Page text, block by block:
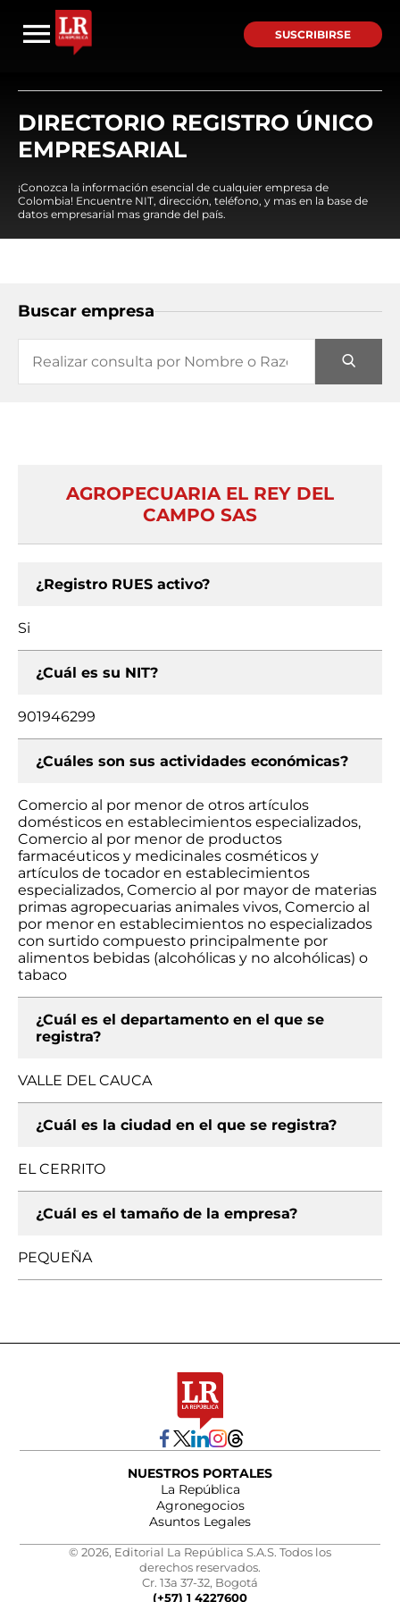
SUSCRIBIRSE
DIRECTORIO REGISTRO ÚNICO
EMPRESARIAL
¡Conozca la información esencial de cualquier empresa de
Colombia! Encuentre NIT, dirección, teléfono, y mas en la base de
datos empresarial mas grande del país.
Buscar empresa
AGROPECUARIA EL REY DEL
CAMPO SAS
¿Registro RUES activo?
Si
¿Cuál es su NIT?
901946299
¿Cuáles son sus actividades económicas?
Comercio al por menor de otros artículos
domésticos en establecimientos especializados,
Comercio al por menor de productos
farmacéuticos y medicinales cosméticos y
artículos de tocador en establecimientos
especializados, Comercio al por mayor de materias
primas agropecuarias animales vivos, Comercio al
por menor en establecimientos no especializados
con surtido compuesto principalmente por
alimentos bebidas (alcohólicas y no alcohólicas) o
tabaco
¿Cuál es el departamento en el que se
registra?
VALLE DEL CAUCA
¿Cuál es la ciudad en el que se registra?
EL CERRITO
¿Cuál es el tamaño de la empresa?
PEQUEÑA
NUESTROS PORTALES
La República
Agronegocios
Asuntos Legales
© 2026, Editorial La República S.A.S. Todos los
derechos reservados.
Cr. 13a 37-32, Bogotá
(+57) 1 4227600